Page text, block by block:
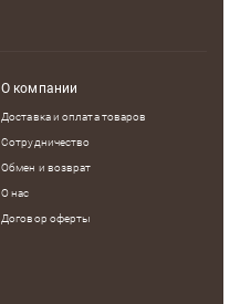
О компании
Доставка и оплата товаров
Сотрудничество
Обмен и возврат
О нас
Договор оферты